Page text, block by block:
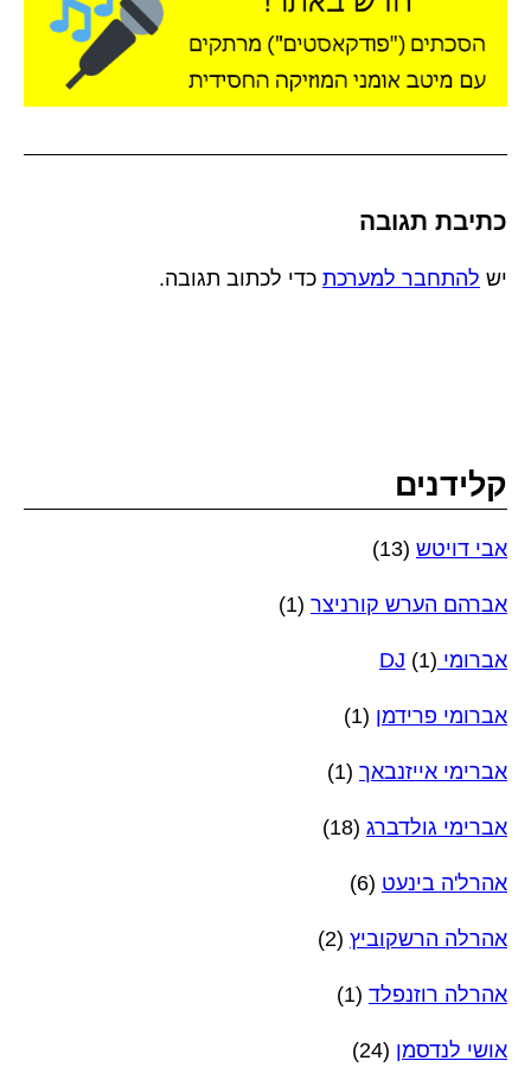
כתיבת תגובה
יש להתחבר למערכת כדי לכתוב תגובה.
קלידנים
אבי דויטש (13)
אברהם הערש קורניצר (1)
אברומי DJ (1)
אברומי פרידמן (1)
אברימי אייזנבאך (1)
אברימי גולדברג (18)
אהרל'ה בינעט (6)
אהרלה הרשקוביץ (2)
אהרלה רוזנפלד (1)
אושי לנדסמן (24)